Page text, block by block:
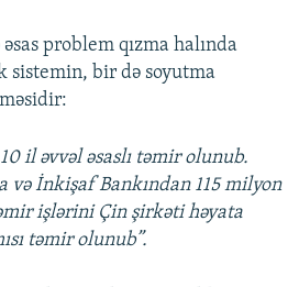
problem qızma halında
sistemin, bir də soyutma
il əvvəl əsaslı təmir olunub.
və İnkişaf Bankından 115 milyon
işlərini Çin şirkəti həyata
təmir olunub”.